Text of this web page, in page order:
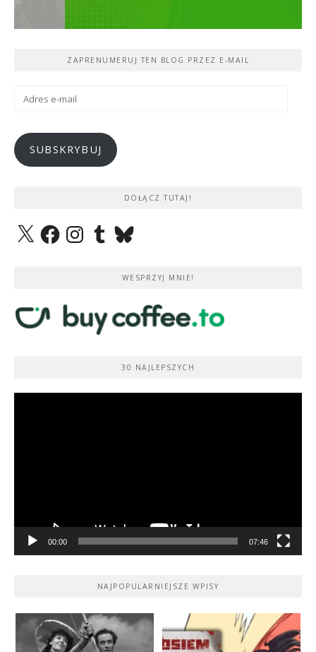
ZAPRENUMERUJ TEN BLOG PRZEZ E-MAIL
Adres
SUBSKRYBUJ
DOŁĄCZ TUTAJ!
X FacebookInstagramTumblrBluesky
WESPRZYJ MNIE!
30 NAJLEPSZYCH
00:00 07:46
NAJPOPULARNIEJSZE WPISY